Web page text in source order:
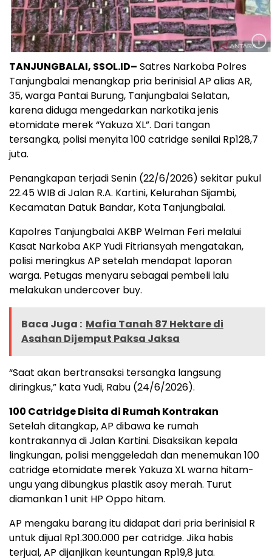
TANJUNGBALAI, SSOL.ID– Satres Narkoba Polres
Tanjungbalai menangkap pria berinisial AP alias AR,
35, warga Pantai Burung, Tanjungbalai Selatan,
karena diduga mengedarkan narkotika jenis
etomidate merek “Yakuza XL”. Dari tangan
tersangka, polisi menyita 100 catridge senilai Rp128,7
juta.
Penangkapan terjadi Senin (22/6/2026) sekitar pukul
22.45 WIB di Jalan R.A. Kartini, Kelurahan Sijambi,
Kecamatan Datuk Bandar, Kota Tanjungbalai.
Kapolres Tanjungbalai AKBP Welman Feri melalui
Kasat Narkoba AKP Yudi Fitriansyah mengatakan,
polisi meringkus AP setelah mendapat laporan
warga. Petugas menyaru sebagai pembeli lalu
melakukan undercover buy.
Baca Juga : Mafia Tanah 87 Hektare di
Asahan Dijemput Paksa Jaksa
“Saat akan bertransaksi tersangka langsung
diringkus,” kata Yudi, Rabu (24/6/2026).
100 Catridge Disita di Rumah Kontrakan
Setelah ditangkap, AP dibawa ke rumah
kontrakannya di Jalan Kartini. Disaksikan kepala
lingkungan, polisi menggeledah dan menemukan 100
catridge etomidate merek Yakuza XL warna hitam-
ungu yang dibungkus plastik asoy merah. Turut
diamankan 1 unit HP Oppo hitam.
AP mengaku barang itu didapat dari pria berinisial R
untuk dijual Rp1.300.000 per catridge. Jika habis
terjual, AP dijanjikan keuntungan Rp19,8 juta.